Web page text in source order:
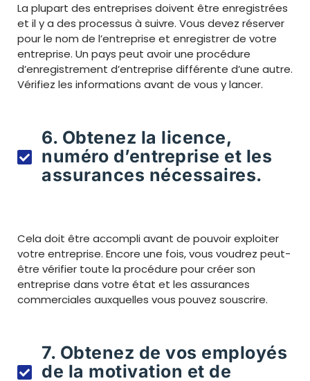
La plupart des entreprises doivent être enregistrées
et il y a des processus à suivre. Vous devez réserver
pour le nom de l’entreprise et enregistrer de votre
entreprise. Un pays peut avoir une procédure
d’enregistrement d’entreprise différente d’une autre.
Vérifiez les informations avant de vous y lancer.
6. Obtenez la licence,
numéro d’entreprise et les
assurances nécessaires.
Cela doit être accompli avant de pouvoir exploiter
votre entreprise. Encore une fois, vous voudrez peut-
être vérifier toute la procédure pour créer son
entreprise dans votre état et les assurances
commerciales auxquelles vous pouvez souscrire.
7. Obtenez de vos employés
de la motivation et de